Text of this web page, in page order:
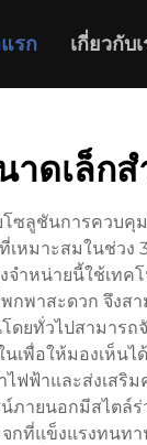
รก เกี่ยวกับ
าดเล็ก
โซลูชันการคว
มาะสมในช่วง
ำหน่ายนี้ใช้เท
าสะดวก จึงสา
ยทั่วไปสามาร
พื่อให้มองเห็น
ฟฟ้าและส่งเส
ายนอกมีสไตล์
กที่แข็งแรงทน